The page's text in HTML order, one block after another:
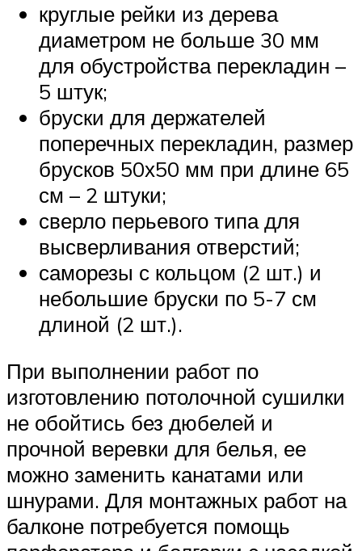
круглые рейки из дерева
диаметром не больше 30 мм
для обустройства перекладин –
5 штук;
бруски для держателей
поперечных перекладин, размер
брусков 50х50 мм при длине 65
см – 2 штуки;
сверло перьевого типа для
высверливания отверстий;
саморезы с кольцом (2 шт.) и
небольшие бруски по 5-7 см
длиной (2 шт.).
При выполнении работ по
изготовлению потолочной сушилки
не обойтись без дюбелей и
прочной веревки для белья, ее
можно заменить канатами или
шнурами. Для монтажных работ на
балконе потребуется помощь